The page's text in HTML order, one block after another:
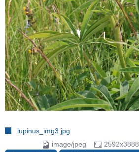
lupinus_img3.jpg
image/jpeg
2592x3888